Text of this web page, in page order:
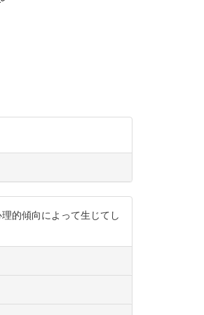
的傾向によって生じてし